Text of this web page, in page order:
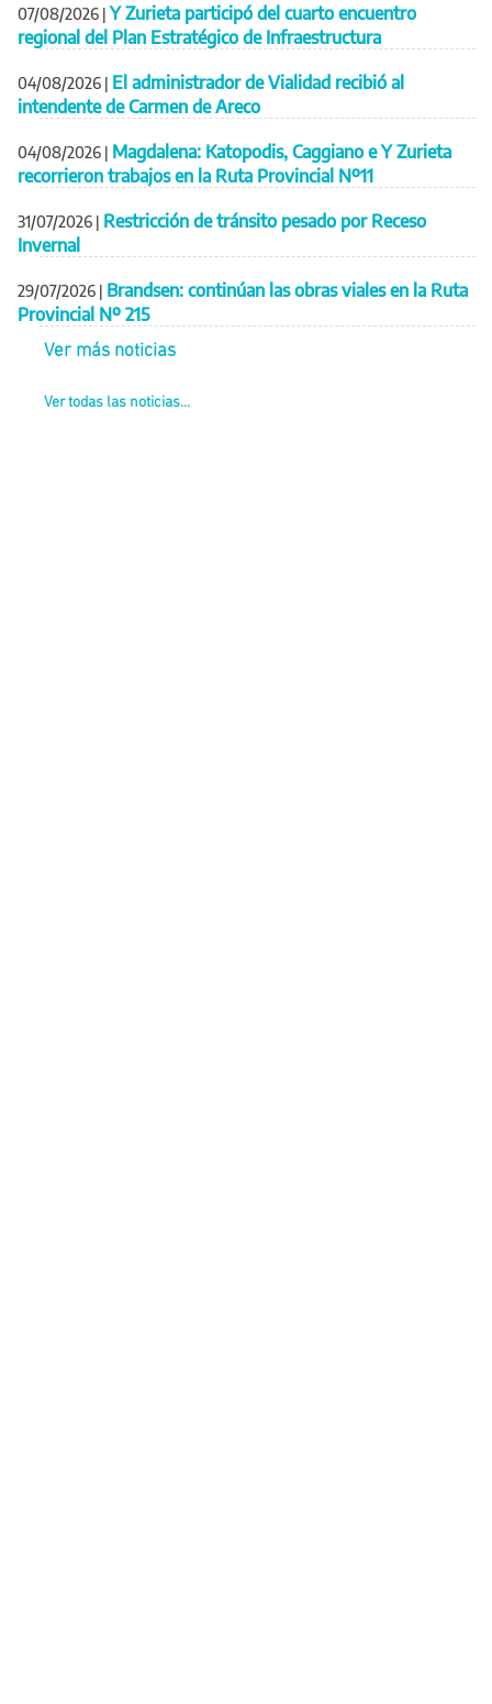
07/08/2026 | Y Zurieta participó del cuarto encuentro
regional del Plan Estratégico de Infraestructura
04/08/2026 | El administrador de Vialidad recibió al
intendente de Carmen de Areco
04/08/2026 | Magdalena: Katopodis, Caggiano e Y Zurieta
recorrieron trabajos en la Ruta Provincial Nº11
31/07/2026 | Restricción de tránsito pesado por Receso
Invernal
29/07/2026 | Brandsen: continúan las obras viales en la Ruta
Provincial Nº 215
Ver más noticias
Ver todas las noticias...